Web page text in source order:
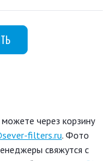
через корзину
filters.ru. Фото
свяжутся с